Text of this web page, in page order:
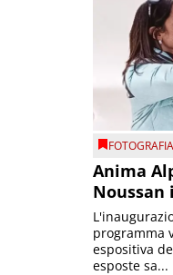
FOTOGRAFIA
Anima
programma
espositiva
esposte sa...